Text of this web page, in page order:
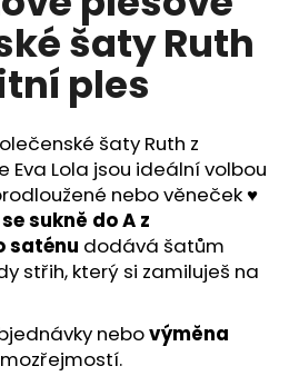
šaty Ruth
ples
šaty Ruth z
Eva Lola jsou ideální volbou
nebo věneček ♥
sukně do A z
saténu dodává šatům
střih, který si zamiluješ na
nebovýměna